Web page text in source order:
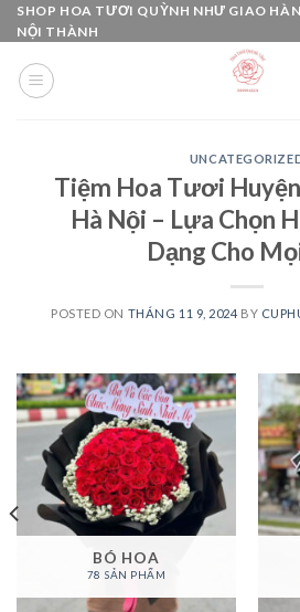
Skip
to
content
SHOP HOA TƯƠI QUỲNH NHƯ GIAO
NỘI THÀNH
Tiệm Hoa Tươi
Hà Nội – Lựa Chọn
Dạng Cho
POSTED ON THÁNG 11 9, 2024 BY
BÓ HOA
78 SẢN PHẨM